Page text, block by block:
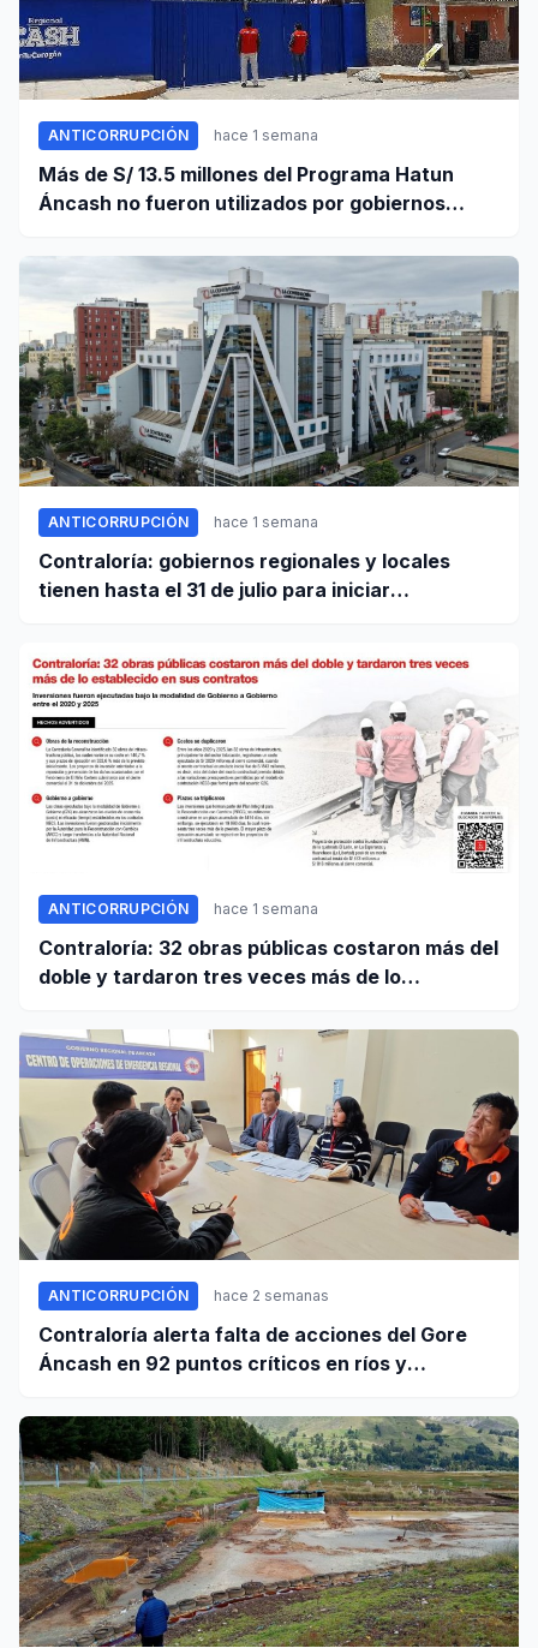
ANTICORRUPCIÓN hace 1 semana
Más de S/ 13.5 millones del Programa Hatun
Áncash no fueron utilizados por gobiernos
ANTICORRUPCIÓN hace 1 semana
Contraloría: gobiernos regionales y locales
tienen hasta el 31 de julio para iniciar
ANTICORRUPCIÓN hace 1 semana
Contraloría: 32 obras públicas costaron más del
doble y tardaron tres veces más de lo
ANTICORRUPCIÓN hace 2 semanas
Contraloría alerta falta de acciones del Gore
Áncash en 92 puntos críticos en ríos y